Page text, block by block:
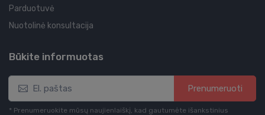
Parduotuvė
Nuotolinė konsultacija
Būkite informuotas
Prenumeruoti
* Prenumeruokite mūsų naujienlaiškį, kad gautumėte išankstinius